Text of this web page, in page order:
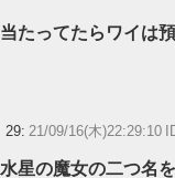
当たってたらワイは
29: 21/09/16(木)22:29:10
水星の魔女の二つ名